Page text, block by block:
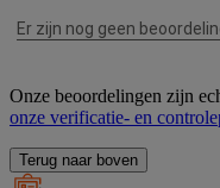
Onze beoordelingen zijn
onze verificatie- en
Terug naar boven